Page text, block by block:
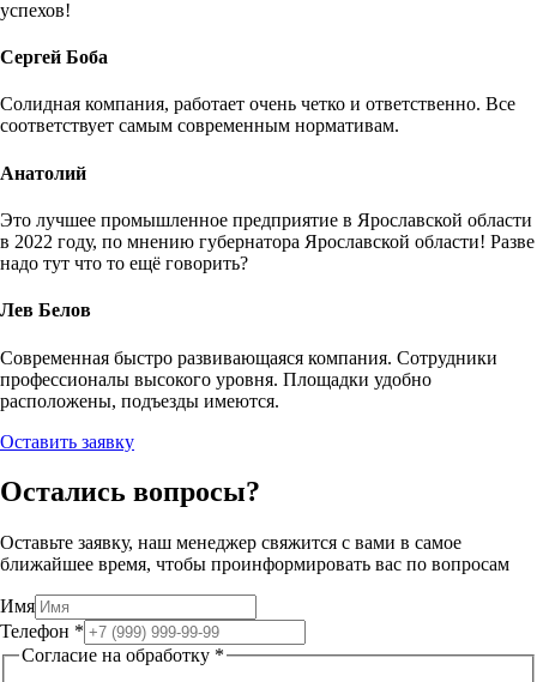
успехов!
Сергей Боба
Солидная компания, работает очень четко и ответственно. Все
соответствует самым современным нормативам.
Анатолий
Это лучшее промышленное предприятие в Ярославской области
в 2022 году, по мнению губернатора Ярославской области! Разве
надо тут что то ещё говорить?
Лев Белов
Современная быстро развивающаяся компания. Сотрудники
профессионалы высокого уровня. Площадки удобно
расположены, подъезды имеются.
Оставить заявку
Остались вопросы?
Оставьте заявку, наш менеджер свяжится с вами в самое
ближайшее время, чтобы проинформировать вас по вопросам
Имя
Телефон *
Согласие на обработку *